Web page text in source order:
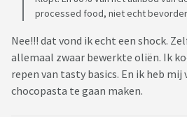
processed food, niet echt
Nee!!! dat vond ik echt een shock.
allemaal zwaar bewerkte oliën. Ik
repen van tasty basics. En ik heb
chocopasta te gaan maken.